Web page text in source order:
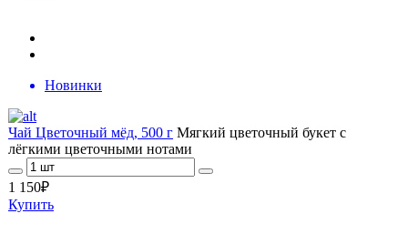
Новинки
Чай Цветочный мёд, 500 г Мягкий цветочный букет с
лёгкими цветочными нотами
1 150₽
Купить